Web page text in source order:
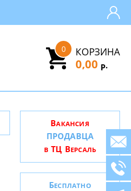
КОРЗИНА
0
0,00 Р.
ВАКАНСИЯ
ПРОДАВЦА
В ТЦ ВЕРСАЛЬ
БЕСПЛАТНО